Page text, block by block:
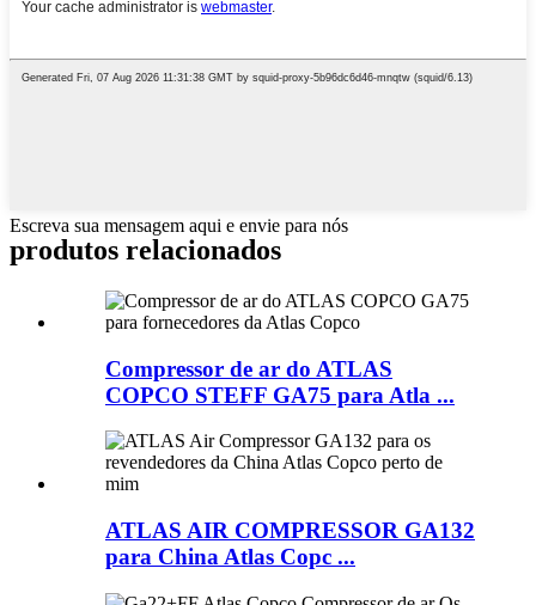
Escreva sua mensagem aqui e envie para nós
produtos relacionados
Compressor de ar do ATLAS
COPCO STEFF GA75 para Atla ...
ATLAS AIR COMPRESSOR GA132
para China Atlas Copc ...